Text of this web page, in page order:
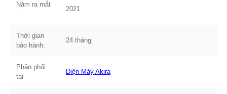
Năm ra mắt
:
2021
Thời gian
bảo hành:
24 tháng
Phân phối
tại
Điện Máy Akira